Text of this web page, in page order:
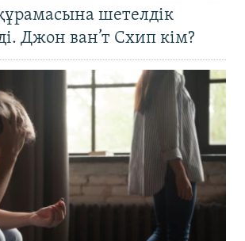
шетелдік
Джон ван’т Схип кім?